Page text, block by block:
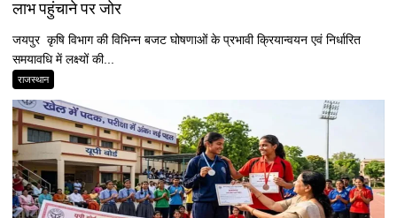
लाभ पहुंचाने पर जोर
जयपुर कृषि विभाग की विभिन्न बजट घोषणाओं के प्रभावी क्रियान्वयन एवं निर्धारित
समयावधि में लक्ष्यों की...
राजस्थान